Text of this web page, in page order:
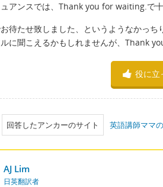
アンスでは、Thank you for waiting.で十
待たせ致しました、というようなかっち
に聞こえるかもしれませんが、Thank
役に立
回答したアンカーのサイト 英語講師ママ
AJ Lim
日英翻訳者